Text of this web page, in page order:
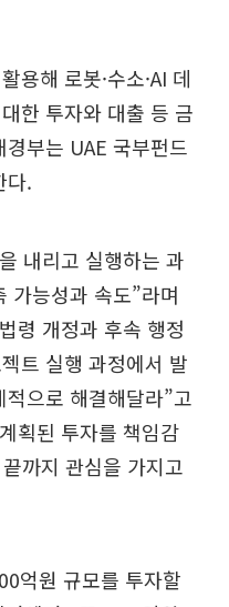
용해 로봇·수소·AI 데
한 투자와 대출 등 금
부는 UAE 국부펀드
다.
내리고 실행하는 과
가능성과 속도”라며
령 개정과 후속 행정
트 실행 과정에서 발
으로 해결해달라”고
획된 투자를 책임감
까지 관심을 가지고
억원 규모를 투자할